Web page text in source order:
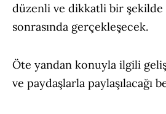
düzenli ve dikkatli bir
sonrasında gerçekleşecek.
Öte yandan konuyla ilgili
ve paydaşlarla paylaşılacağı